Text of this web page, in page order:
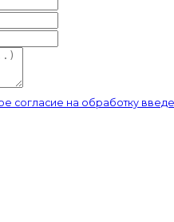
согласие на обработку